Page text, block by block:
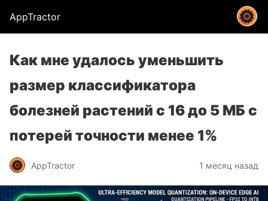
AppTractor
Как мне удалось уменьшить
размер классификатора
болезней растений с 16 до 5 МБ с
потерей точности менее 1%
AppTractor 1 месяц назад